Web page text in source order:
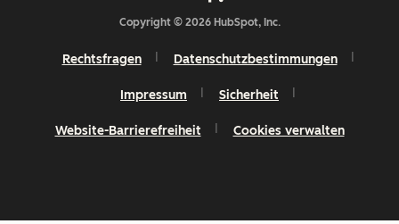
Copyright © 2026 HubSpot, Inc.
Rechtsfragen Datenschutzbestimmungen
Impressum Sicherheit
Website-Barrierefreiheit Cookies verwalten